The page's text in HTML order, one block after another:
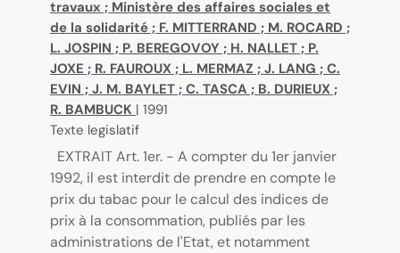
travaux ; Ministère des affaires sociales et
de la solidarité ; F. MITTERRAND ; M. ROCARD ;
L. JOSPIN ; P. BEREGOVOY ; H. NALLET ; P.
JOXE ; R. FAUROUX ; L. MERMAZ ; J. LANG ; C.
EVIN ; J. M. BAYLET ; C. TASCA ; B. DURIEUX ;
R. BAMBUCK | 1991
Texte legislatif
EXTRAIT Art. 1er. - A compter du 1er janvier
1992, il est interdit de prendre en compte le
prix du tabac pour le calcul des indices de
prix à la consommation, publiés par les
administrations de l'Etat, et notamment